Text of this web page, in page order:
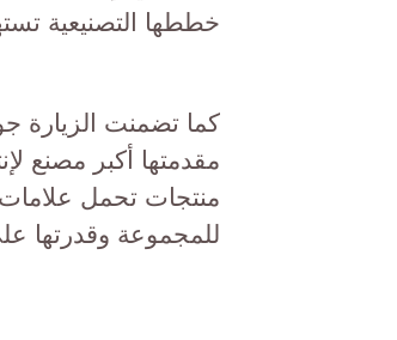
خططها التصنيعية
كما تضمنت الزيارة
مقدمتها أكبر مصنع
منتجات تحمل علامات
للمجموعة وقدرتها